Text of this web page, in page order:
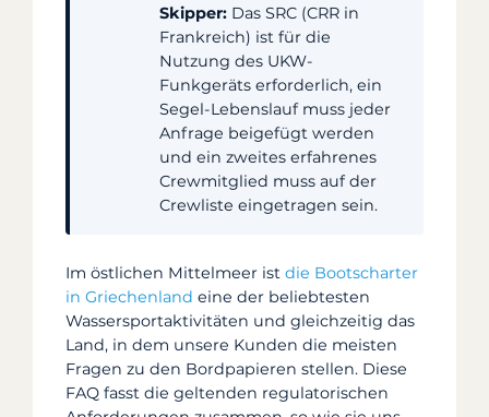
Skipper: Das SRC (CRR in
Frankreich) ist für die
Nutzung des UKW-
Funkgeräts erforderlich, ein
Segel-Lebenslauf muss jeder
Anfrage beigefügt werden
und ein zweites erfahrenes
Crewmitglied muss auf der
Crewliste eingetragen sein.
Im östlichen Mittelmeer ist die Bootscharter
in Griechenland eine der beliebtesten
Wassersportaktivitäten und gleichzeitig das
Land, in dem unsere Kunden die meisten
Fragen zu den Bordpapieren stellen. Diese
FAQ fasst die geltenden regulatorischen